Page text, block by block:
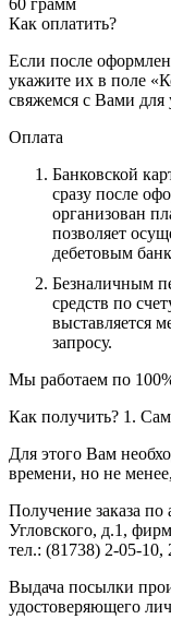
Как оплатить?
Если после
укажите их в поле
свяжемся с Вами для
Оплата
Банковской
сразу после
организован
позволяет
дебетовым
Безналичным
средств по
выставляется
запросу.
Мы работаем по
Как получить? 1.
Для этого Вам
времени, но не
Получение заказа
Угловского, д.1,
тел.: (81738) 2-05-10,
Выдача посылки
удостоверяющего